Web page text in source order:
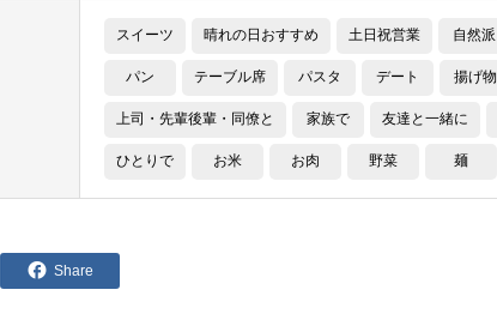
スイーツ 晴れの日おすすめ 土日祝営業 自然派
パン テーブル席 パスタ デート 揚げ物
上司・先輩後輩・同僚と 家族で 友達と一緒に
ひとりで お米 お肉 野菜 麺
 Share